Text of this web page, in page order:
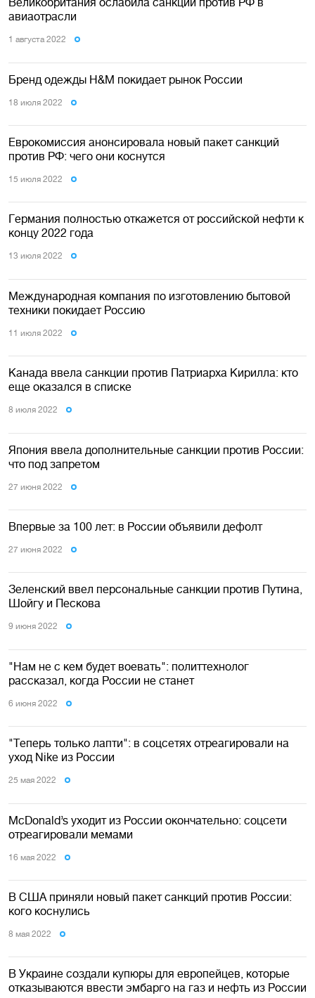
авиаотрасли
1 августа 2022
Бренд одежды H&M покидает рынок России
18 июля 2022
Еврокомиссия анонсировала новый пакет санкций
против РФ: чего они коснутся
15 июля 2022
Германия полностью откажется от российской нефти к
концу 2022 года
13 июля 2022
Международная компания по изготовлению бытовой
техники покидает Россию
11 июля 2022
Канада ввела санкции против Патриарха Кирилла: кто
еще оказался в списке
8 июля 2022
Япония ввела дополнительные санкции против России:
что под запретом
27 июня 2022
Впервые за 100 лет: в России объявили дефолт
27 июня 2022
Зеленский ввел персональные санкции против Путина,
Шойгу и Пескова
9 июня 2022
"Нам не с кем будет воевать": политтехнолог
рассказал, когда России не станет
6 июня 2022
"Теперь только лапти": в соцсетях отреагировали на
уход Nike из России
25 мая 2022
McDonald’s уходит из России окончательно: соцсети
отреагировали мемами
16 мая 2022
В США приняли новый пакет санкций против России:
кого коснулись
8 мая 2022
В Украине создали купюры для европейцев, которые
отказываются ввести эмбарго на газ и нефть из России